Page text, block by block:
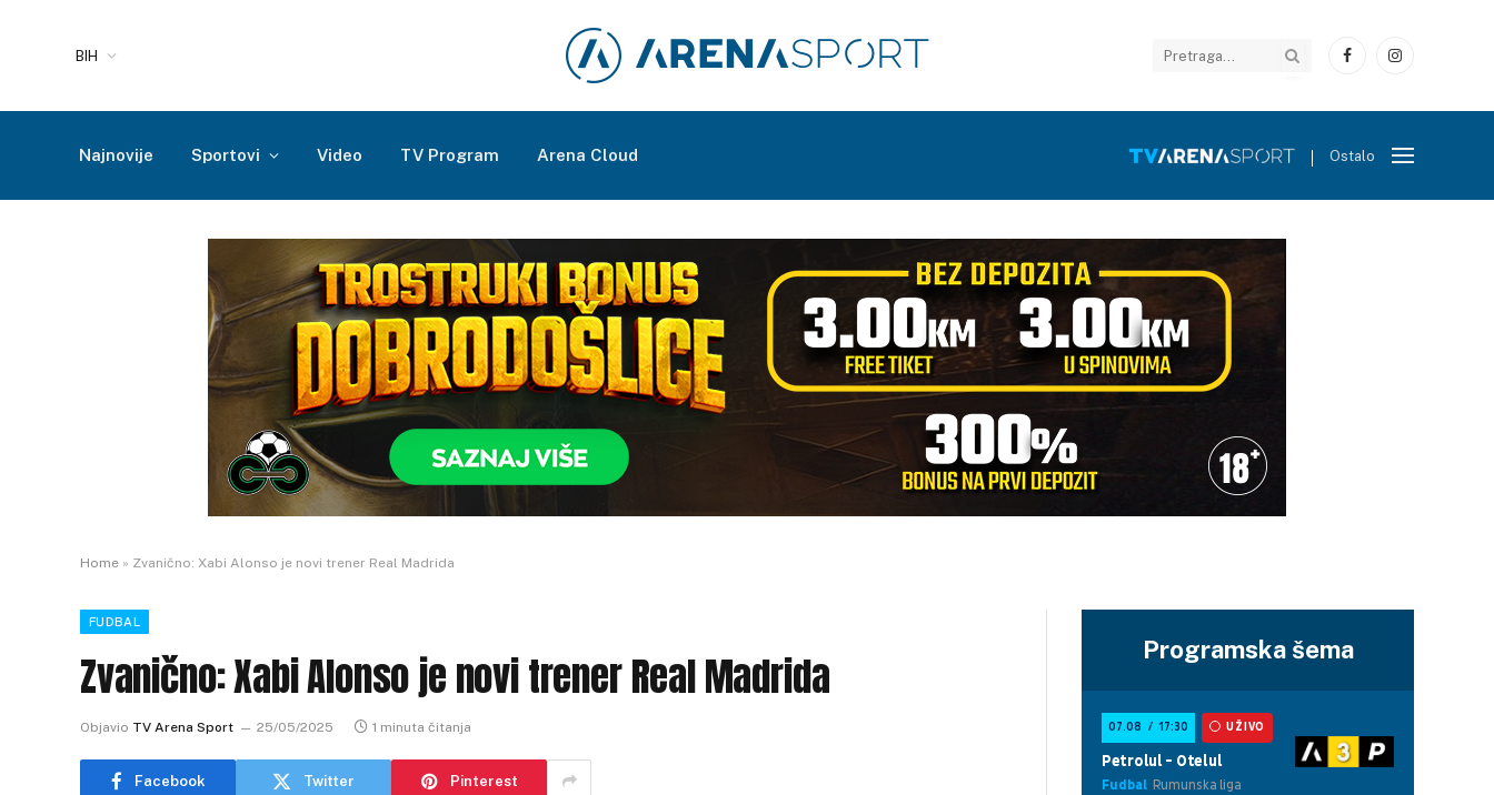
BIH
FacebookInstagram
Najnovije Sportovi Video TV Program Arena Cloud Ostalo
Home » Zvanično: Xabi Alonso je novi trener Real Madrida
FUDBAL
Zvanično: Xabi Alonso je novi trener Real Madrida
Objavio TV Arena Sport 25/05/2025 1 minuta čitanja
Facebook Twitter Pinterest
Programska šema